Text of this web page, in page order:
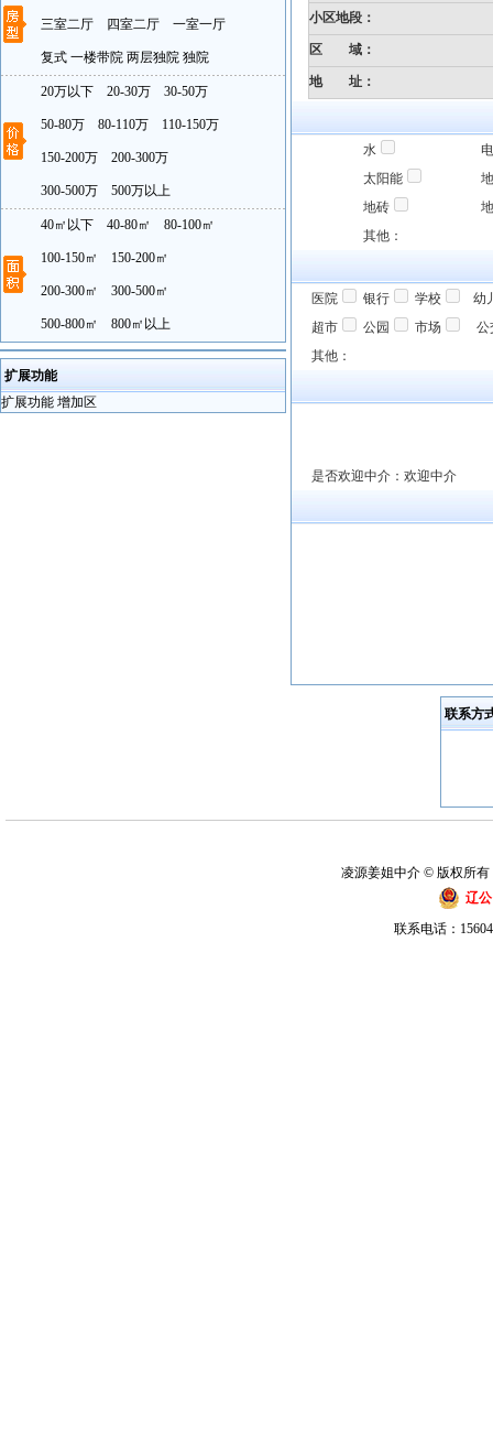
三室二厅 四室二厅 一室一厅
复式 一楼带院 两层独院 独院
20万以下 20-30万 30-50万
50-80万 80-110万 110-150万
150-200万 200-300万
300-500万 500万以上
40㎡以下 40-80㎡ 80-100㎡
100-150㎡ 150-200㎡
200-300㎡ 300-500㎡
500-800㎡ 800㎡以上
扩展功能
扩展功能 增加区
小区地段 ：
区 域：
地 址：
水
电
太阳能
地砖
其他：
医院 银行 学校
幼
超市
公园 市场
公
其他：
是否欢迎中介：欢迎中介
联系方
凌源姜姐中介 © 版权所有
辽公
联系电话：